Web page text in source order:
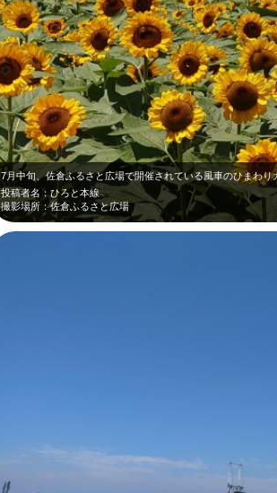
投稿者名：ひろと本線
撮影場所：佐倉ふるさと広場